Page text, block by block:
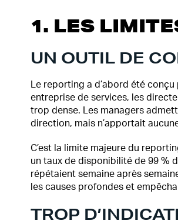
1. LES
UN OUTIL DE
Le reporting a d’abord été
entreprise de services, les
trop dense. Les managers
direction, mais n’apportait
C’est la limite majeure du
un taux de disponibilité de 99 %
répétaient semaine après
les causes profondes et
TROP